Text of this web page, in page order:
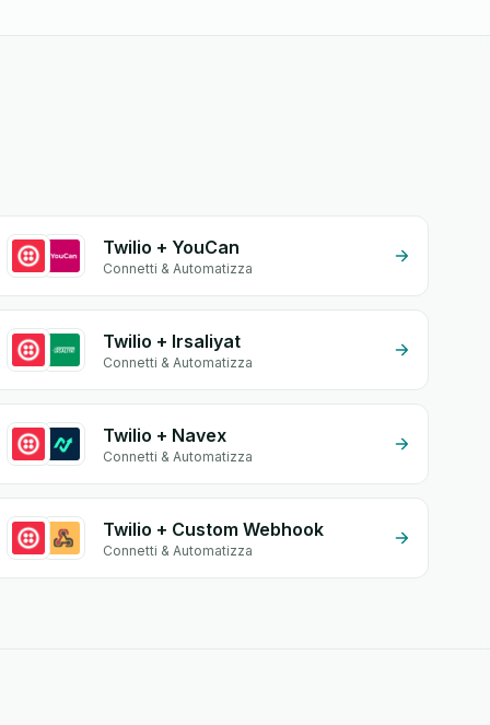
Twilio + YouCan
Connetti & Automatizza
Twilio + Irsaliyat
Connetti & Automatizza
Twilio + Navex
Connetti & Automatizza
Twilio + Custom Webhook
Connetti & Automatizza